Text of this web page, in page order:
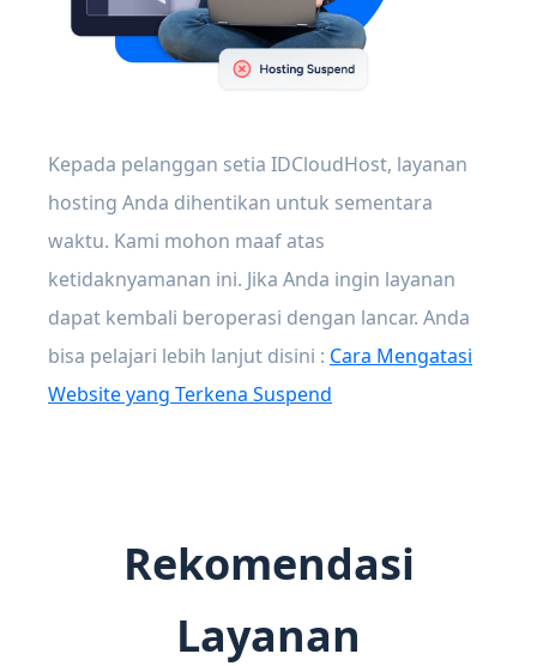
Kepada pelanggan setia IDCloudHost, layanan
hosting Anda dihentikan untuk sementara
waktu. Kami mohon maaf atas
ketidaknyamanan ini. Jika Anda ingin layanan
dapat kembali beroperasi dengan lancar. Anda
bisa pelajari lebih lanjut disini : Cara Mengatasi
Website yang Terkena Suspend
Rekomendasi
Layanan